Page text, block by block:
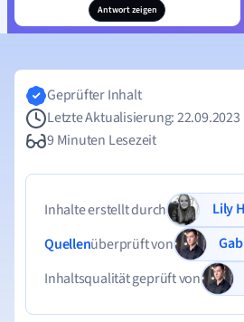
Antwort zeigen
Geprüfter Inhalt
Letzte Aktualisierung: 22.09.2023
9 Minuten Lesezeit
Inhalte erstellt durch
Quellenüberprüft von
Inhaltsqualität geprüft von